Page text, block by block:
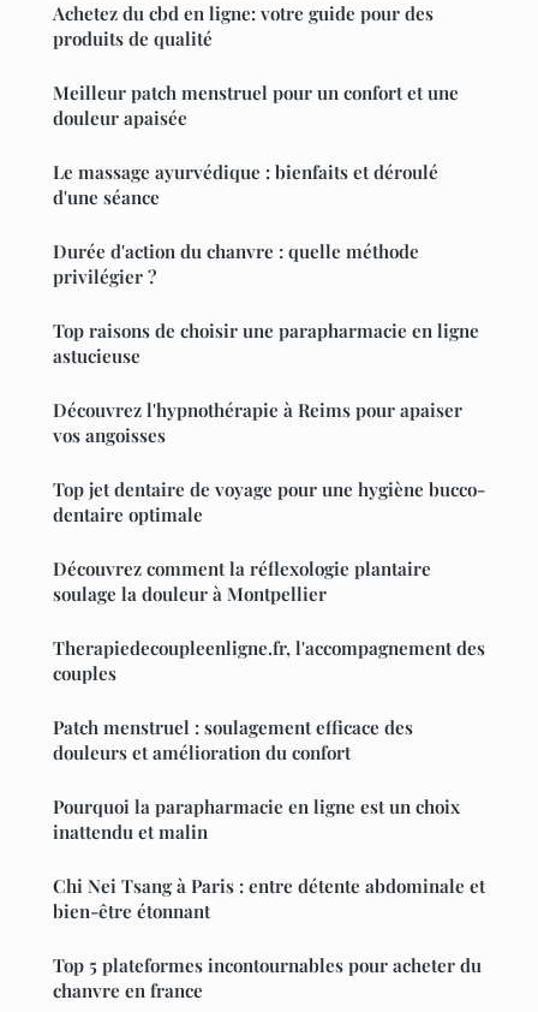
Achetez du cbd en ligne: votre guide pour des
produits de qualité
Meilleur patch menstruel pour un confort et une
douleur apaisée
Le massage ayurvédique : bienfaits et déroulé
d'une séance
Durée d'action du chanvre : quelle méthode
privilégier ?
Top raisons de choisir une parapharmacie en ligne
astucieuse
Découvrez l'hypnothérapie à Reims pour apaiser
vos angoisses
Top jet dentaire de voyage pour une hygiène bucco-
dentaire optimale
Découvrez comment la réflexologie plantaire
soulage la douleur à Montpellier
Therapiedecoupleenligne.fr, l'accompagnement des
couples
Patch menstruel : soulagement efficace des
douleurs et amélioration du confort
Pourquoi la parapharmacie en ligne est un choix
inattendu et malin
Chi Nei Tsang à Paris : entre détente abdominale et
bien-être étonnant
Top 5 plateformes incontournables pour acheter du
chanvre en france